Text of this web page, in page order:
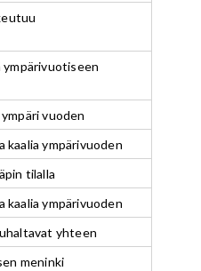
vuoden
kaalia ympärivuoden
tilalla
kaalia ympärivuoden
yhteen
meninki